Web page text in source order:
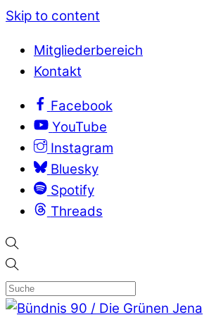
Skip to content
Mitgliederbereich
Kontakt
Facebook
YouTube
Instagram
Bluesky
Spotify
Threads